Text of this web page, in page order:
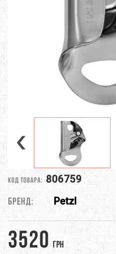
Код товара: 806759
Бренд: Petzl
3520 грн